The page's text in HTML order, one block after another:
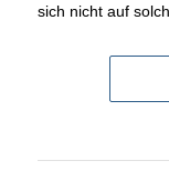
sich nicht auf